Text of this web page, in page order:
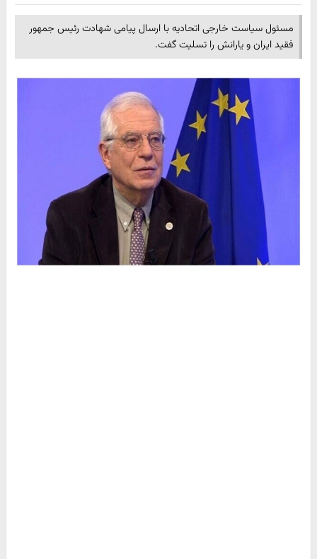
مسئول سیاست خارجی اتحادیه با ارسال پیامی شهادت رئیس جمهور
فقید ایران و یارانش را تسلیت گفت.